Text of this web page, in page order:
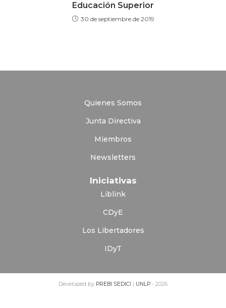
Educación Superior
30 de septiembre de 2019
Quienes Somos
Junta Directiva
Miembros
Newsletters
Iniciativas
Liblink
CDyE
Los Libertadores
IDyT
Developed by PREBI SEDICI UNLP - 2026